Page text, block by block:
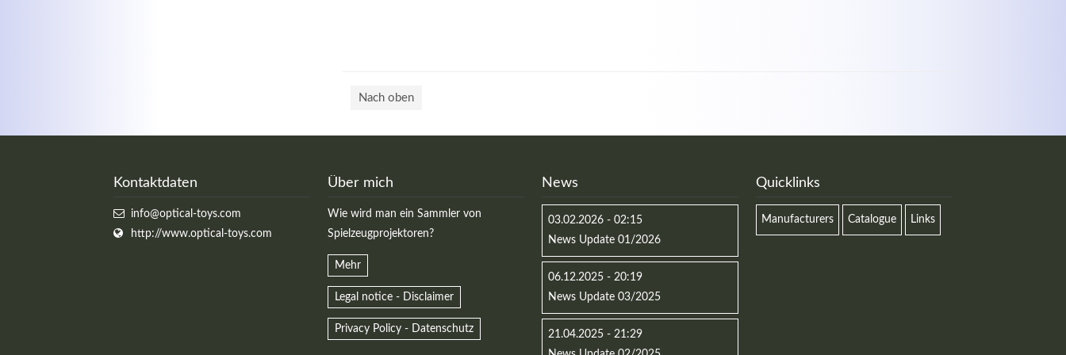
Nach oben
Kontaktdaten
info@optical-toys.com
http://www.optical-toys.com
Über mich
Wie wird man ein Sammler von
Spielzeugprojektoren?
Mehr
Legal notice - Disclaimer
Privacy Policy - Datenschutz
News
03.02.2026 - 02:15
News Update 01/2026
06.12.2025 - 20:19
News Update 03/2025
21.04.2025 - 21:29
Quicklinks
Manufacturers Catalogue Links